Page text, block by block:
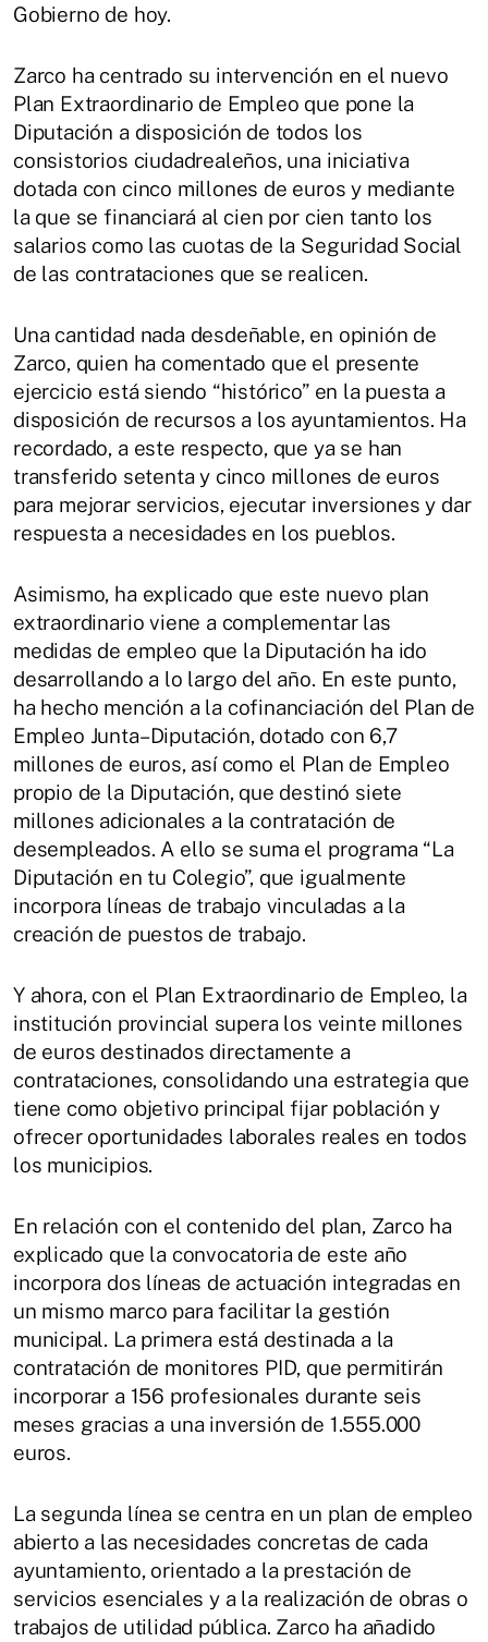
Gobierno de hoy.
Zarco ha centrado su intervención en el nuevo
Plan Extraordinario de Empleo que pone la
Diputación a disposición de todos los
consistorios ciudadrealeños, una iniciativa
dotada con cinco millones de euros y mediante
la que se financiará al cien por cien tanto los
salarios como las cuotas de la Seguridad Social
de las contrataciones que se realicen.
Una cantidad nada desdeñable, en opinión de
Zarco, quien ha comentado que el presente
ejercicio está siendo “histórico” en la puesta a
disposición de recursos a los ayuntamientos. Ha
recordado, a este respecto, que ya se han
transferido setenta y cinco millones de euros
para mejorar servicios, ejecutar inversiones y dar
respuesta a necesidades en los pueblos.
Asimismo, ha explicado que este nuevo plan
extraordinario viene a complementar las
medidas de empleo que la Diputación ha ido
desarrollando a lo largo del año. En este punto,
ha hecho mención a la cofinanciación del Plan de
Empleo Junta–Diputación, dotado con 6,7
millones de euros, así como el Plan de Empleo
propio de la Diputación, que destinó siete
millones adicionales a la contratación de
desempleados. A ello se suma el programa “La
Diputación en tu Colegio”, que igualmente
incorpora líneas de trabajo vinculadas a la
creación de puestos de trabajo.
Y ahora, con el Plan Extraordinario de Empleo, la
institución provincial supera los veinte millones
de euros destinados directamente a
contrataciones, consolidando una estrategia que
tiene como objetivo principal fijar población y
ofrecer oportunidades laborales reales en todos
los municipios.
En relación con el contenido del plan, Zarco ha
explicado que la convocatoria de este año
incorpora dos líneas de actuación integradas en
un mismo marco para facilitar la gestión
municipal. La primera está destinada a la
contratación de monitores PID, que permitirán
incorporar a 156 profesionales durante seis
meses gracias a una inversión de 1.555.000
euros.
La segunda línea se centra en un plan de empleo
abierto a las necesidades concretas de cada
ayuntamiento, orientado a la prestación de
servicios esenciales y a la realización de obras o
trabajos de utilidad pública. Zarco ha añadido